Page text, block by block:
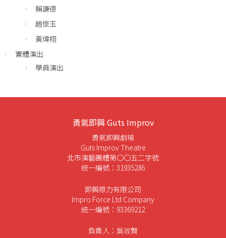
賴謙德
趙懷玉
黃煒翔
實體演出
學員演出
勇氣即興 Guts Improv
勇氣即興劇場
Guts Improv Theatre
北市演藝團體第〇〇五二字號
統一編號：31935286
即興原力有限公司
Impro Force Ltd Company
統一編號：93369212
負責人：吳效賢